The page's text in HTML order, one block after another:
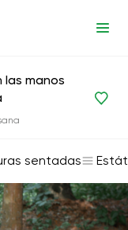
las manos
sentadas